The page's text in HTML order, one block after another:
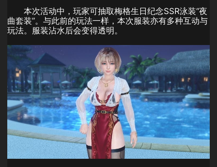
本次活动中，玩家可抽取梅格生日纪念SSR泳装“夜
曲套装”。与此前的玩法一样，本次服装亦有多种互动与
玩法。服装沾水后会变得透明。